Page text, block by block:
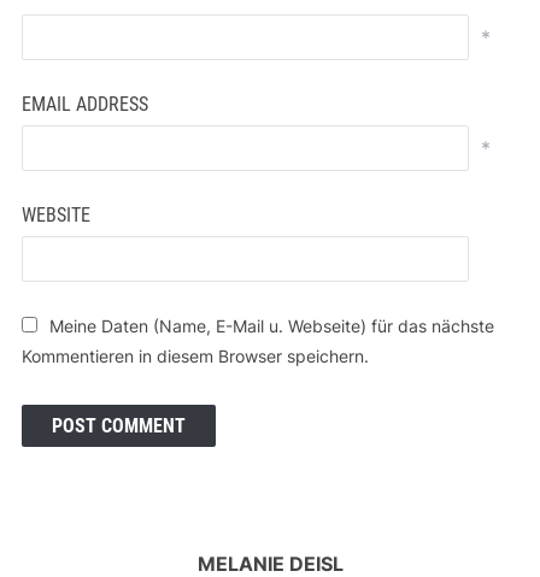
*
EMAIL ADDRESS
*
WEBSITE
Meine Daten (Name, E-Mail u. Webseite) für das nächste
Kommentieren in diesem Browser speichern.
MELANIE DEISL